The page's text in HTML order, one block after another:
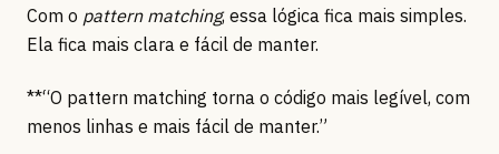
Com o pattern matching, essa lógica fica mais simples.
Ela fica mais clara e fácil de manter.
**“O pattern matching torna o código mais legível, com
menos linhas e mais fácil de manter.”